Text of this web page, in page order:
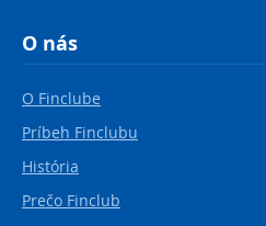
O nás
O Finclube
Príbeh Finclubu
História
Prečo Finclub